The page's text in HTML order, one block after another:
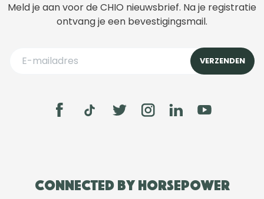
Meld je aan voor de CHIO nieuwsbrief. Na je registratie
ontvang je een bevestigingsmail.
Connected by Horsepower